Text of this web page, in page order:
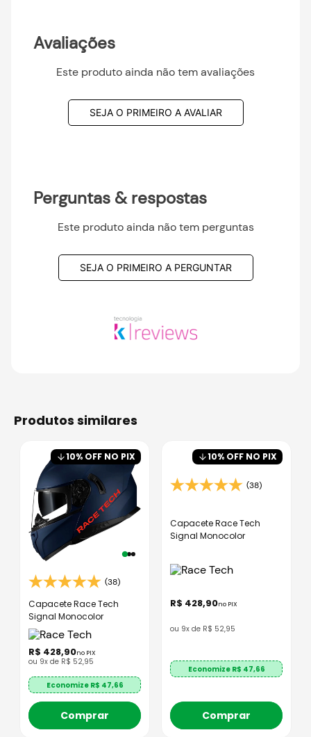
Avaliações
Este produto ainda não tem avaliações
SEJA O PRIMEIRO A AVALIAR
Perguntas & respostas
Este produto ainda não tem perguntas
SEJA O PRIMEIRO A PERGUNTAR
produtos similares
10% OFF NO PIX
(38)
Capacete Race Tech
Signal Monocolor
R$ 428,90no PIX
ou 9x de R$ 52,95
Economize R$ 47,66
Comprar
10% OFF NO PIX
(38)
Capacete Race Tech
Signal Monocolor
R$ 428,90no PIX
ou 9x de R$ 52,95
Economize R$ 47,66
Comprar